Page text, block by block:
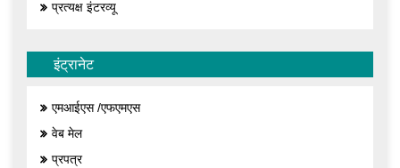
प्रत्यक्ष इंटरव्यू
इंट्रानेट
एमआईएस /एफएमएस
वेब मेल
प्रपत्र